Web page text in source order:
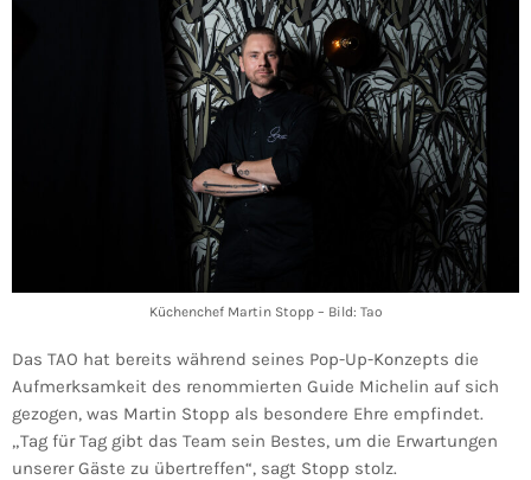
Küchenchef Martin Stopp – Bild: Tao
Das TAO hat bereits während seines Pop-Up-Konzepts die
Aufmerksamkeit des renommierten Guide Michelin auf sich
gezogen, was Martin Stopp als besondere Ehre empfindet.
„Tag für Tag gibt das Team sein Bestes, um die Erwartungen
unserer Gäste zu übertreffen“, sagt Stopp stolz.